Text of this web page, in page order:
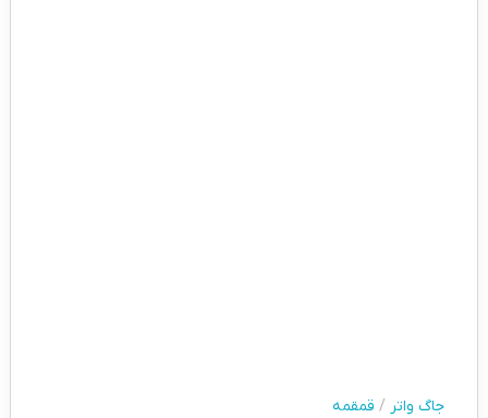
جاگ واتر / قمقمه